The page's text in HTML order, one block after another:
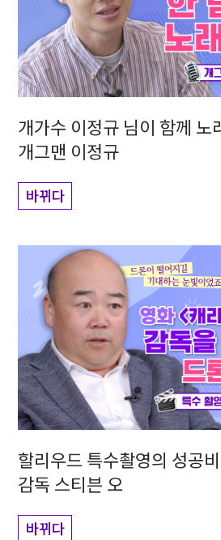
개가수 이정규 님이 함께 노
개그맨 이정규
바뀌다
할리우드 특수촬영의 성공
감독 스티븐 오
바뀌다